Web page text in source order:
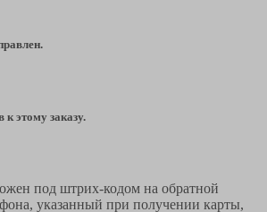
этому заказу.
под штрих-кодом на обратной
указанный при получении карты,